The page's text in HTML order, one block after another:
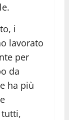
i
lavorato
per
da
ha più
tutti,